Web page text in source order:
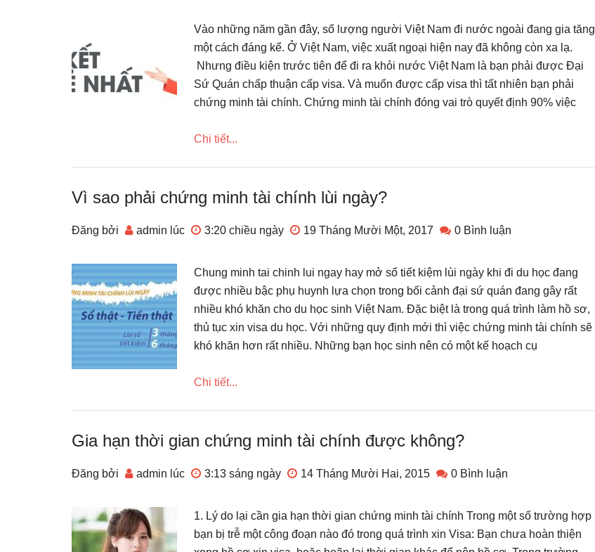
Vào những năm gần đây, số lượng người Việt Nam đi nước ngoài đang gia tăng
một cách đáng kể. Ở Việt Nam, việc xuất ngoại hiện nay đã không còn xa lạ.
Nhưng điều kiện trước tiên để đi ra khỏi nước Việt Nam là bạn phải được Đại
Sứ Quán chấp thuận cấp visa. Và muốn được cấp visa thì tất nhiên bạn phải
chứng minh tài chính. Chứng minh tài chính đóng vai trò quyết định 90% việc
Chi tiết...
Vì sao phải chứng minh tài chính lùi ngày?
Đăng bởi admin lúc 3:20 chiều ngày 19 Tháng Mười Một, 2017 0 Bình luận
Chung minh tai chinh lui ngay hay mở sổ tiết kiệm lùi ngày khi đi du học đang
được nhiều bậc phụ huynh lựa chọn trong bối cảnh đại sứ quán đang gây rất
nhiều khó khăn cho du học sinh Việt Nam. Đặc biệt là trong quá trình làm hồ sơ,
thủ tục xin visa du học. Với những quy định mới thì việc chứng minh tài chính sẽ
khó khăn hơn rất nhiều. Những bạn học sinh nên có một kế hoạch cụ
Chi tiết...
Gia hạn thời gian chứng minh tài chính được không?
Đăng bởi admin lúc 3:13 sáng ngày 14 Tháng Mười Hai, 2015 0 Bình luận
1. Lý do lại cần gia hạn thời gian chứng minh tài chính Trong một số trường hợp
bạn bị trễ một công đoạn nào đó trong quá trình xin Visa: Bạn chưa hoàn thiện